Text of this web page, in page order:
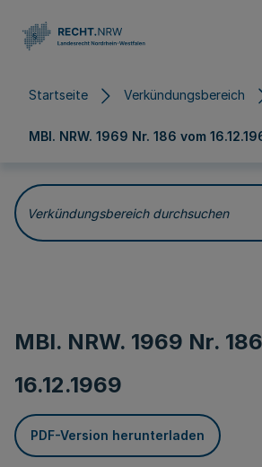
Startseite Verkündungsbereich
MBl. NRW. 1969 Nr. 186 vom
Verkündungsbereich durchsuchen
MBl. NRW. 1969 Nr.
16.12.1969
PDF-Version herunterladen